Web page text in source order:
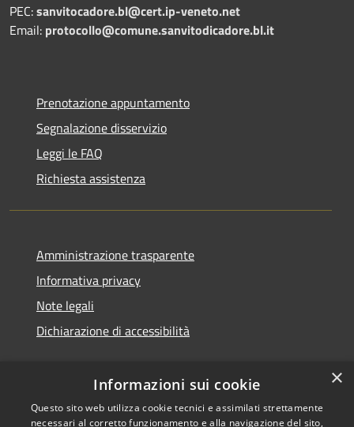
PEC:sanvitocadore.bl@cert.ip-veneto.net
Email: protocollo@comune.sanvitodicadore.bl.it
Prenotazione appuntamento
Segnalazione disservizio
Leggi le FAQ
Richiesta assistenza
Amministrazione trasparente
Informativa privacy
Note legali
Dichiarazione di accessibilità
×
Informazioni sui cookie
Questo sito web utilizza cookie tecnici e assimilati strettamente
necessari al corretto funzionamento e alla navigazione del sito,